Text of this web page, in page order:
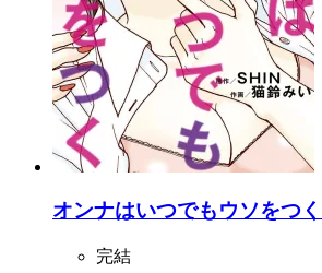
オンナはいつでもウソをつ
完結